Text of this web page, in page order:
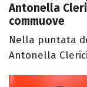
Antonella
commuove
Nella puntata
Antonella